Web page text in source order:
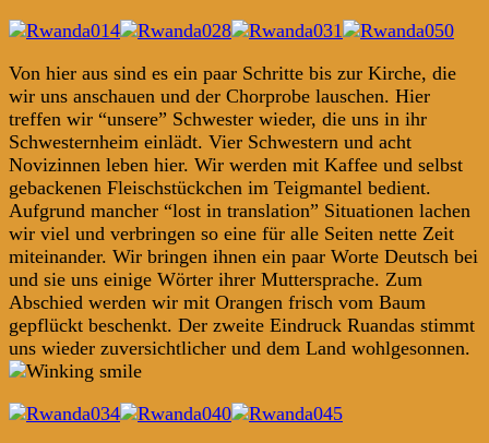
Von hier aus sind es ein paar Schritte bis zur Kirche, die
wir uns anschauen und der Chorprobe lauschen. Hier
treffen wir “unsere” Schwester wieder, die uns in ihr
Schwesternheim einlädt. Vier Schwestern und acht
Novizinnen leben hier. Wir werden mit Kaffee und selbst
gebackenen Fleischstückchen im Teigmantel bedient.
Aufgrund mancher “lost in translation” Situationen lachen
wir viel und verbringen so eine für alle Seiten nette Zeit
miteinander. Wir bringen ihnen ein paar Worte Deutsch bei
und sie uns einige Wörter ihrer Muttersprache. Zum
Abschied werden wir mit Orangen frisch vom Baum
gepflückt beschenkt. Der zweite Eindruck Ruandas stimmt
uns wieder zuversichtlicher und dem Land wohlgesonnen.